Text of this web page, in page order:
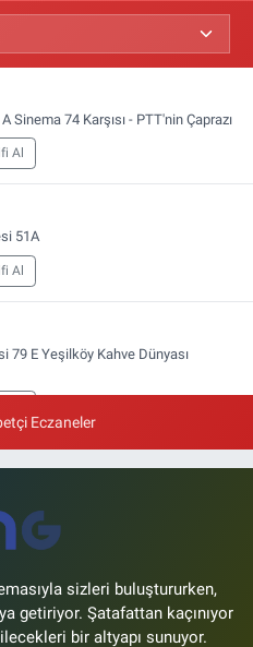
74 Karşısı - PTT'nin Çaprazı
Al
51A
Al
E Yeşilköy Kahve Dünyası
Al
Eczaneler
sizleri buluştururken,
getiriyor. Şatafattan kaçınıyor
bir altyapı sunuyor.